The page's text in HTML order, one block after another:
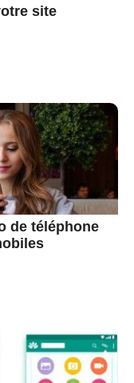
site
de téléphone